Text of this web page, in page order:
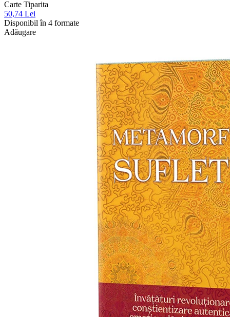
Carte Tiparita
50,74 Lei
Disponibil în 4 formate
Adăugare